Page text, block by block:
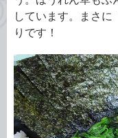
しています。まさ
りです！